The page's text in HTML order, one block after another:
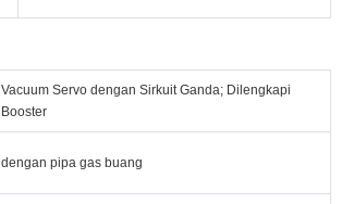
Vacuum Servo dengan Sirkuit Ganda; Dilengkapi
Booster
dengan pipa gas buang